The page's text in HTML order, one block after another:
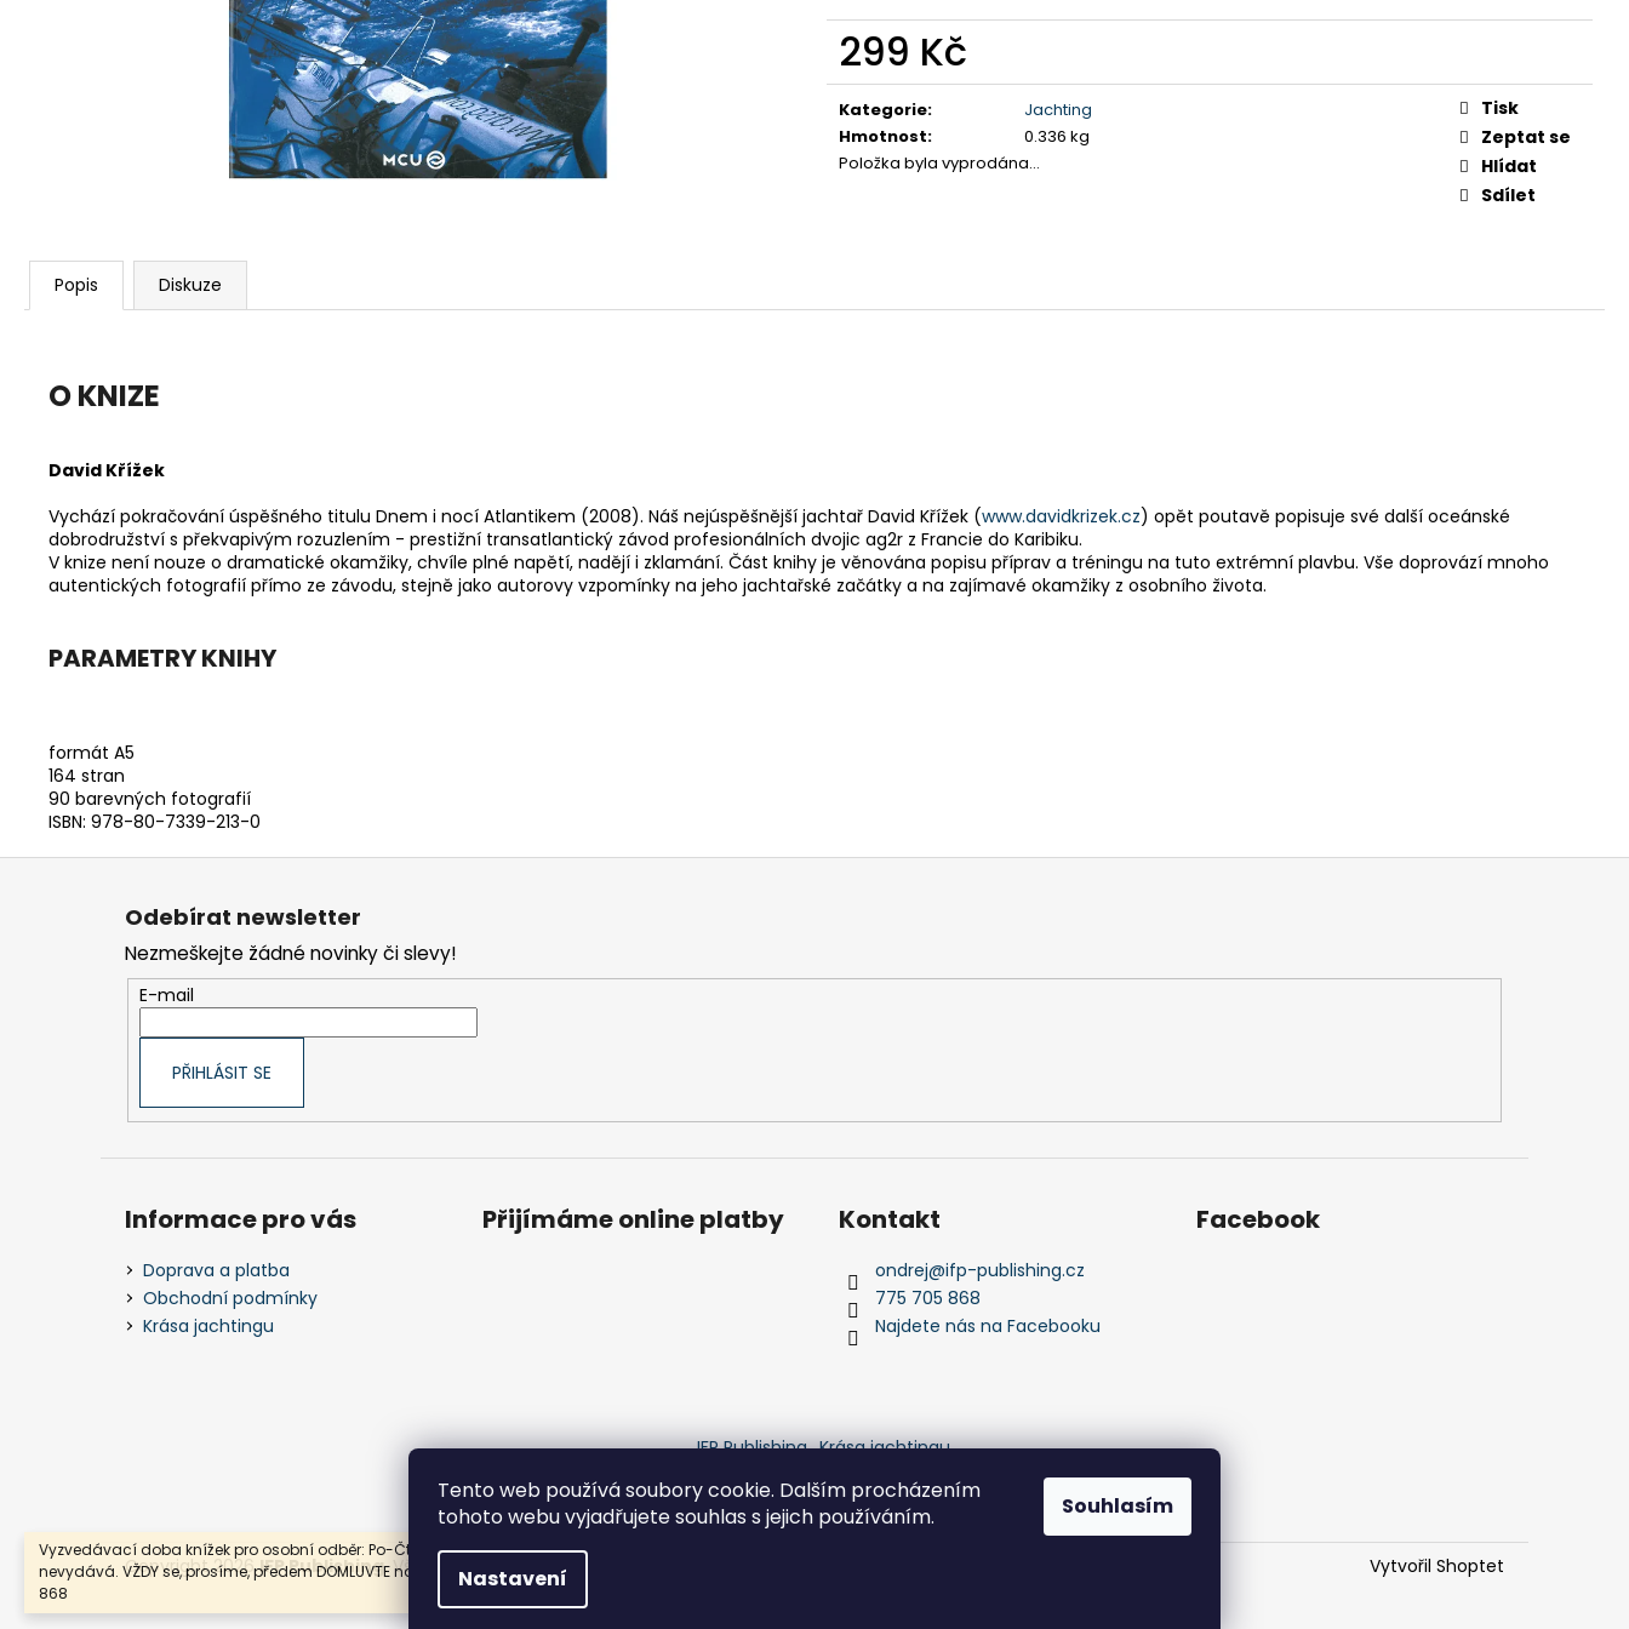
Tento web používá soubory cookie. Dalším procházením
tohoto webu vyjadřujete souhlas s jejich používáním.
Nastavení
Souhlasím
Vyzvedávací doba knížek pro osobní odběr: Po-Čt 9-17. V pátek se
nevydává. VŽDY se, prosíme, předem DOMLUVTE na telefonu: 775 705
868
299 Kč
Měrná
cena:
Kategorie:
Jachting
Hmotnost:
0.336 kg
Položka byla vyprodána…
Tisk
Zeptat se
Hlídat
Sdílet
Popis Diskuze
O KNIZE
David Křížek
Vychází pokračování úspěšného titulu Dnem i nocí Atlantikem (2008). Náš nejúspěšnější jachtař David Křížek (www.davidkrizek.cz) opět poutavě popisuje své další oceánské
dobrodružství s překvapivým rozuzlením - prestižní transatlantický závod profesionálních dvojic ag2r z Francie do Karibiku.
V knize není nouze o dramatické okamžiky, chvíle plné napětí, nadějí i zklamání. Část knihy je věnována popisu příprav a tréningu na tuto extrémní plavbu. Vše doprovází mnoho
autentických fotografií přímo ze závodu, stejně jako autorovy vzpomínky na jeho jachtařské začátky a na zajímavé okamžiky z osobního života.
PARAMETRY KNIHY
formát A5
164 stran
90 barevných fotografií
ISBN: 978-80-7339-213-0
Z
Odebírat newsletter
Nezmeškejte žádné novinky či slevy!
E-mail
PŘIHLÁSIT SE
Informace pro vás
Doprava a platba
Obchodní podmínky
Krása jachtingu
Přijímáme online platby Kontakt
ondrej@ifp-publishing.cz
775 705 868
Najdete nás na Facebooku
Facebook
IFP Publishing Krása jachtingu
Vytvořil Shoptet
Copyright 2026IFP Publishing. Všechna práva vyhrazena.